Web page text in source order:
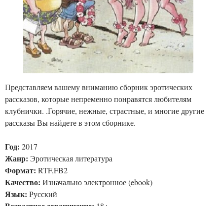
Представляем вашему вниманию сборник эротических
рассказов, которые непременно понравятся любителям
клубнички. .Горячие, нежные, страстные, и многие другие
рассказы Вы найдете в этом сборнике.
Год: 2017
Жанр: Эротическая литература
Формат: RTF,FB2
Качество: Изначально электронное (ebook)
Язык: Русский